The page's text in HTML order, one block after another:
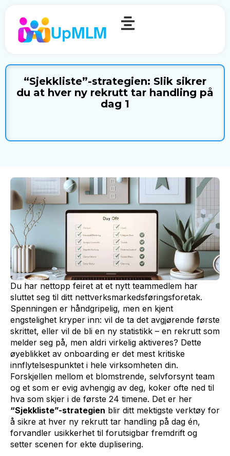
“Sjekkliste”-strategien: Slik sikrer
du at hver ny rekrutt tar handling på
dag 1
Du har nettopp feiret at et nytt teammedlem har
sluttet seg til ditt nettverksmarkedsføringsforetak.
Spenningen er håndgripelig, men en kjent
engstelighet kryper inn: vil de ta det avgjørende første
skrittet, eller vil de bli en ny statistikk – en rekrutt som
melder seg på, men aldri virkelig aktiveres? Dette
øyeblikket av onboarding er det mest kritiske
innflytelsespunktet i hele virksomheten din.
Forskjellen mellom et blomstrende, selvforsynt team
og et som er evig avhengig av deg, koker ofte ned til
hva som skjer i de første 24 timene. Det er her
“Sjekkliste”-strategien blir ditt mektigste verktøy for
å sikre at hver ny rekrutt tar handling på dag én,
forvandler usikkerhet til forutsigbar fremdrift og
setter scenen for ekte duplisering.